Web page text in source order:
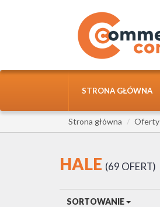
STRONA GŁÓWNA
Strona główna Oferty
HALE 69 OFERT
SORTOWANIE